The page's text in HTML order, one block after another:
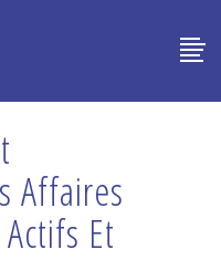
Affaires
Et